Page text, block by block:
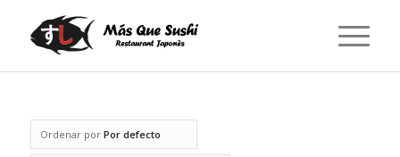
Ordenar por Por defecto